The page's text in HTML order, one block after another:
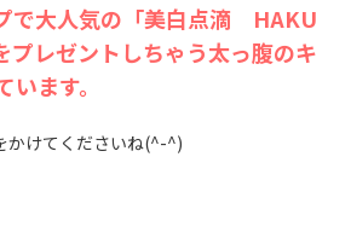
で大人気の「美白点滴 HAKU
レゼントしちゃう太っ腹のキ
います。
かけてくださいね(^-^)